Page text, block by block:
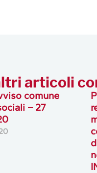
articoli
comune
– 27